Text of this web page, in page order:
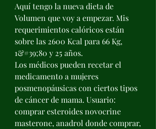
Aquí tengo la nueva dieta de
Volumen que voy a empezar. Mis
requerimientos calóricos están
sobre las 2600 Kcal para 66 Kg,
1&#39;80 y 25 años.
Los médicos pueden recetar el
medicamento a mujeres
posmenopáusicas con ciertos tipos
de cáncer de mama. Usuario:
comprar esteroides novocrine
masterone, anadrol donde comprar,